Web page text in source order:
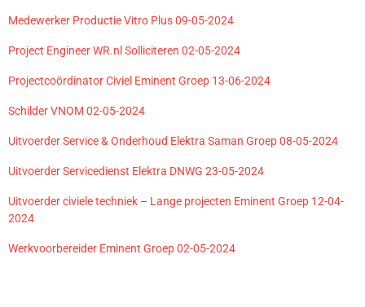
Medewerker Productie Vitro Plus 09-05-2024
Project Engineer WR.nl Solliciteren 02-05-2024
Projectcoördinator Civiel Eminent Groep 13-06-2024
Schilder VNOM 02-05-2024
Uitvoerder Service & Onderhoud Elektra Saman Groep 08-05-2024
Uitvoerder Servicedienst Elektra DNWG 23-05-2024
Uitvoerder civiele techniek – Lange projecten Eminent Groep 12-04-
2024
Werkvoorbereider Eminent Groep 02-05-2024